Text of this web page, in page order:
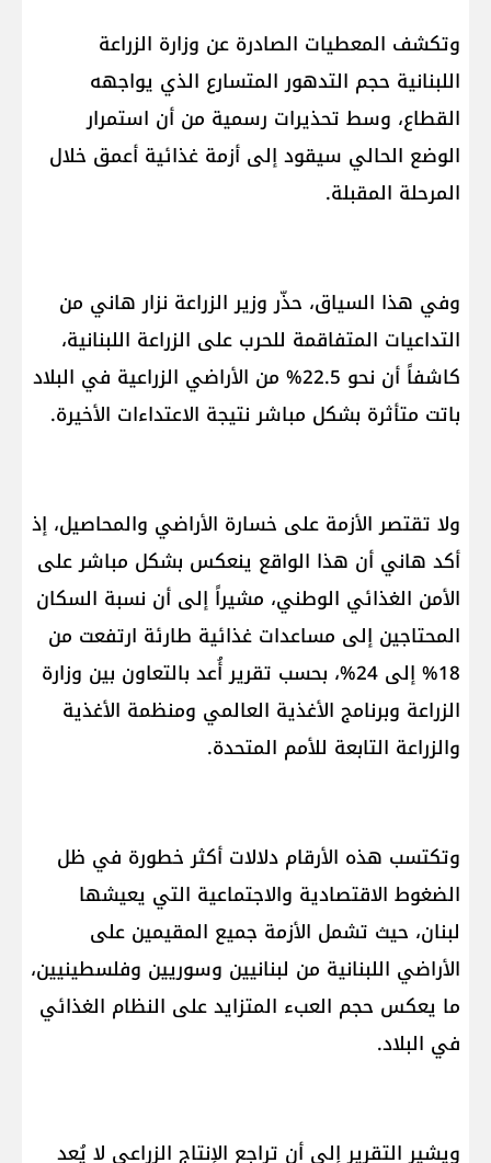
وتكشف المعطيات الصادرة عن وزارة الزراعة
اللبنانية حجم التدهور المتسارع الذي يواجهه
القطاع، وسط تحذيرات رسمية من أن استمرار
الوضع الحالي سيقود إلى أزمة غذائية أعمق خلال
المرحلة المقبلة.
وفي هذا السياق، حذّر وزير الزراعة نزار هاني من
التداعيات المتفاقمة للحرب على الزراعة اللبنانية،
كاشفاً أن نحو 22.5% من الأراضي الزراعية في البلاد
باتت متأثرة بشكل مباشر نتيجة الاعتداءات الأخيرة.
ولا تقتصر الأزمة على خسارة الأراضي والمحاصيل، إذ
أكد هاني أن هذا الواقع ينعكس بشكل مباشر على
الأمن الغذائي الوطني، مشيراً إلى أن نسبة السكان
المحتاجين إلى مساعدات غذائية طارئة ارتفعت من
18% إلى 24%، بحسب تقرير أُعد بالتعاون بين وزارة
الزراعة وبرنامج الأغذية العالمي ومنظمة الأغذية
والزراعة التابعة للأمم المتحدة.
وتكتسب هذه الأرقام دلالات أكثر خطورة في ظل
الضغوط الاقتصادية والاجتماعية التي يعيشها
لبنان، حيث تشمل الأزمة جميع المقيمين على
الأراضي اللبنانية من لبنانيين وسوريين وفلسطينيين،
ما يعكس حجم العبء المتزايد على النظام الغذائي
في البلاد.
ويشير التقرير إلى أن تراجع الإنتاج الزراعي لا يُعد